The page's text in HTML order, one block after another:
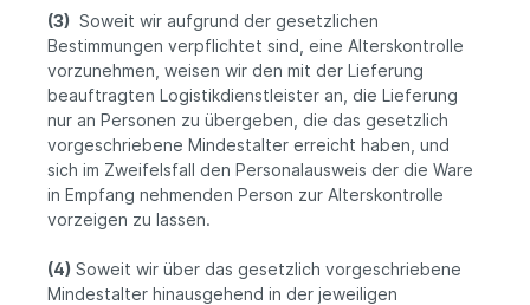
(3) Soweit wir aufgrund der gesetzlichen
Bestimmungen verpflichtet sind, eine Alterskontrolle
vorzunehmen, weisen wir den mit der Lieferung
beauftragten Logistikdienstleister an, die Lieferung
nur an Personen zu übergeben, die das gesetzlich
vorgeschriebene Mindestalter erreicht haben, und
sich im Zweifelsfall den Personalausweis der die Ware
in Empfang nehmenden Person zur Alterskontrolle
vorzeigen zu lassen.
(4) Soweit wir über das gesetzlich vorgeschriebene
Mindestalter hinausgehend in der jeweiligen